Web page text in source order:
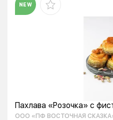
NEW
Пахлава «Розочка» с
ООО «ПФ ВОСТОЧНАЯ